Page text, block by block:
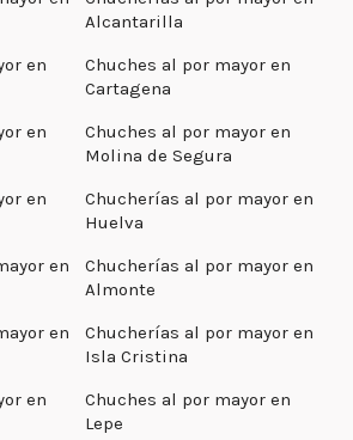
Alcantarilla
en
Chuches al por mayor en
Cartagena
en
Chuches al por mayor en
Molina de Segura
en
Chucherías al por mayor en
Huelva
en
Chucherías al por mayor en
Almonte
en
Chucherías al por mayor en
Isla Cristina
en
Chuches al por mayor en
Lepe